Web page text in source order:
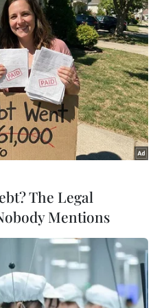
và xuất viện. Những
viện.
The Legal
Mentions